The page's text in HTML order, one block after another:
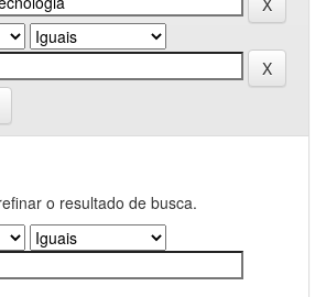
o resultado de busca.